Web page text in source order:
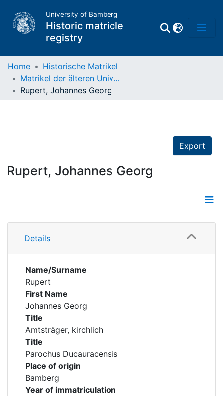
University of Bamberg
Historic matricle
registry
Matrikel
Home
Historische Matrikel
Matrikel der älteren Universität
Rupert, Johannes Georg
Export
Rupert, Johannes Georg
Details
Details
Name/Surname
Rupert
First Name
Johannes Georg
Title
Amtsträger, kirchlich
Title
Parochus Ducauracensis
Place of origin
Bamberg
Year of immatriculation